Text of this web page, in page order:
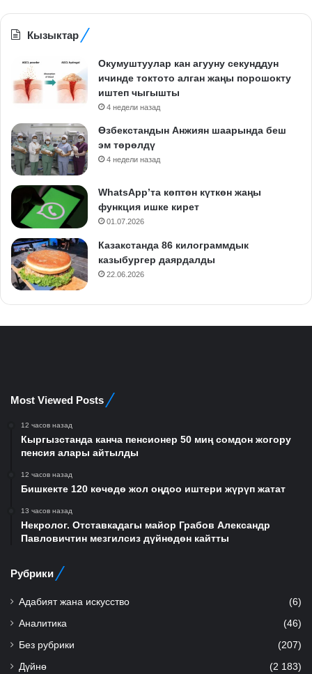
Кызыктар
Окумуштуулар кан агууну секунддун
ичинде токтото алган жаңы порошокту
иштеп чыгышты
4 недели назад
Өзбекстандын Анжиян шаарында беш
эм төрөлдү
4 недели назад
WhatsApp’та көптөн күткөн жаңы
функция ишке кирет
01.07.2026
Казакстанда 86 килограммдык
казыбургер даярдалды
22.06.2026
Most Viewed Posts
12 часов назад
Кыргызстанда канча пенсионер 50 миң сомдон жогору
пенсия алары айтылды
12 часов назад
Бишкекте 120 көчөдө жол оңдоо иштери жүрүп жатат
13 часов назад
Некролог. Отставкадагы майор Грабов Александр
Павловичтин мезгилсиз дүйнөдөн кайтты
Рубрики
Адабият жана искусство (6)
Аналитика (46)
Без рубрики (207)
Дүйнө (2 183)